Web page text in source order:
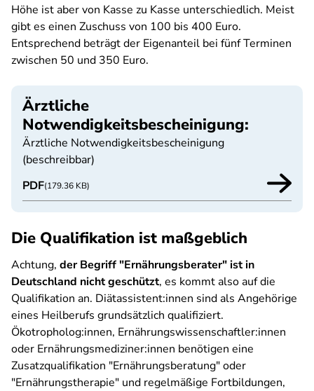
Höhe ist aber von Kasse zu Kasse unterschiedlich. Meist
gibt es einen Zuschuss von 100 bis 400 Euro.
Entsprechend beträgt der Eigenanteil bei fünf Terminen
zwischen 50 und 350 Euro.
Ärztliche
Notwendigkeitsbescheinigung:
Ärztliche Notwendigkeitsbescheinigung
(beschreibbar)
PDF(179.36 KB)
Die Qualifikation ist maßgeblich
Achtung, der Begriff "Ernährungsberater" ist in
Deutschland nicht geschützt, es kommt also auf die
Qualifikation an. Diätassistent:innen sind als Angehörige
eines Heilberufs grundsätzlich qualifiziert.
Ökotropholog:innen, Ernährungswissenschaftler:innen
oder Ernährungsmediziner:innen benötigen eine
Zusatzqualifikation "Ernährungsberatung" oder
"Ernährungstherapie" und regelmäßige Fortbildungen,